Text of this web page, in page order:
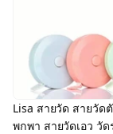
Lisa สายวัด สายวัด
พกพา สายวัดเอว วัด